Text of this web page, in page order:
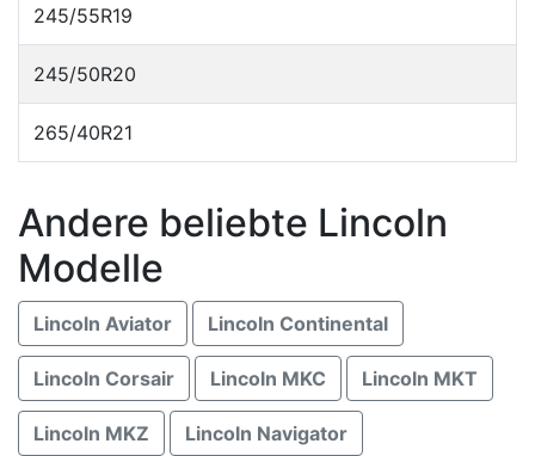
245/55R19
245/50R20
265/40R21
Andere beliebte Lincoln
Modelle
Lincoln Aviator Lincoln Continental
Lincoln Corsair Lincoln MKC Lincoln MKT
Lincoln MKZ Lincoln Navigator